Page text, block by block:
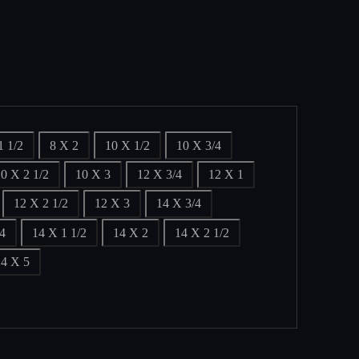
1/2 8 X 2 10 X 1/2 10 X 3/4
X 2 1/2 10 X 3 12 X 3/4 12 X 1
12 X 2 1/2 12 X 3 14 X 3/4
14 X 1 1/2 14 X 2 14 X 2 1/2
X 5